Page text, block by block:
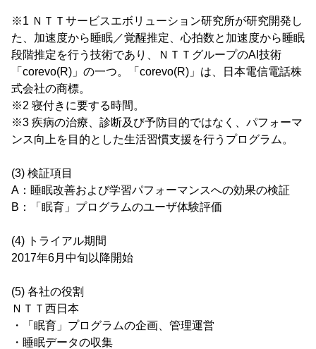
※1 ＮＴＴサービスエボリューション研究所が研究開発し
た、加速度から睡眠／覚醒推定、心拍数と加速度から睡眠
段階推定を行う技術であり、ＮＴＴグループのAI技術
「corevo(R)」の一つ。「corevo(R)」は、日本電信電話株
式会社の商標。
※2 寝付きに要する時間。
※3 疾病の治療、診断及び予防目的ではなく、パフォーマ
ンス向上を目的とした生活習慣支援を行うプログラム。
(3) 検証項目
A：睡眠改善および学習パフォーマンスへの効果の検証
B：「眠育」プログラムのユーザ体験評価
(4) トライアル期間
2017年6月中旬以降開始
(5) 各社の役割
ＮＴＴ西日本
・「眠育」プログラムの企画、管理運営
・睡眠データの収集